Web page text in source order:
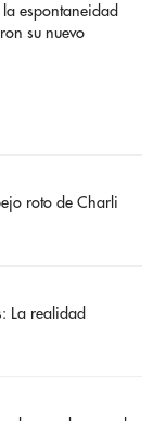
espontaneidad
su nuevo
roto de Charli
La realidad